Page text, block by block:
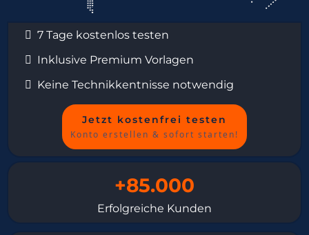
7 Tage kostenlos testen
Inklusive Premium Vorlagen
Keine Technikkentnisse notwendig
Jetzt kostenfrei testen
Konto erstellen & sofort starten!
+85.000
Erfolgreiche Kunden